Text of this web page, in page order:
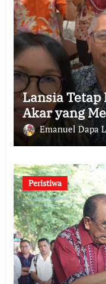
Lansia
Akar yang
Emanuel Dapa
Peristiwa